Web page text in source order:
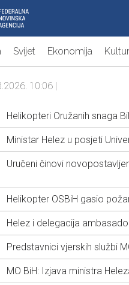
Svijet Ekonomija
10:06 |
Helikopteri Oružanih snaga
Ministar Helez u posjeti
Uručeni činovi
Helikopter OSBiH gasio
Helez i delegacija
Predstavnici vjerskih službi
MO BiH: Izjava ministra